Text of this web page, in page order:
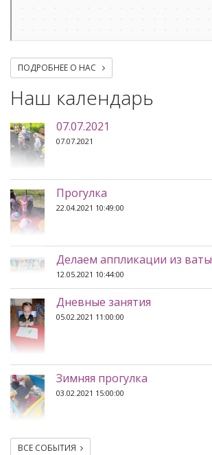
ПОДРОБНЕЕ О НАС
Наш календарь
07.07.2021
07.07.2021
Прогулка
22.04.2021 10:49:00
Делаем аппликации из ваты
12.05.2021 10:44:00
Дневные занятия
05.02.2021 11:00:00
Зимняя прогулка
03.02.2021 15:00:00
ВСЕ СОБЫТИЯ